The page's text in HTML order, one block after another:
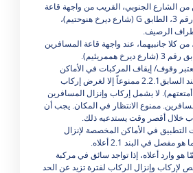
من الشارع الجنوبي، القريب من واجهة قاعة
المسافرين (تيرمينال) رقم 3، الطابق G (شارع ديرخ هنوحتيم)،
الرصيف.
من كلا جانبيهما، عند واجهة قاعة المسافرين
يعتبر وقوف/ إيقاف المركبات في الأماكن
المفصلة أعلاه ضمن البند السابق2.2.1 ممنوعاً إلا لغرض إركاب
لا يشمل إركاب وإنزال المسافرين
ممنوع الانتظار في المكان. يجب أن
خلال أقصر وقت يستدعيه ذلك.
التطبيق في الأماكن المخصصة لإنزال
في البند 2.1 أعلاه.
ممّا هو وارد أعلاه، إذا تواجد سائق في مركبة
وإنزال الركاب لفترة تزيد عن الحد